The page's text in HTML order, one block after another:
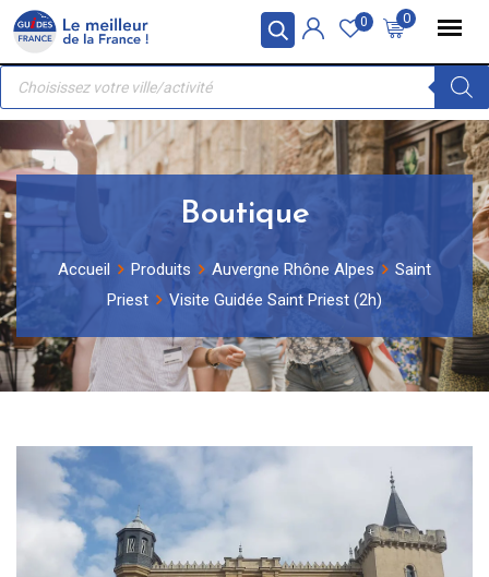
Panneau de gestion des cookies
Skip
content
0
0
Recherche
produits
Boutique
Accueil Produits Auvergne Rhône Alpes
Saint
Priest
Visite Guidée Saint Priest (2h)